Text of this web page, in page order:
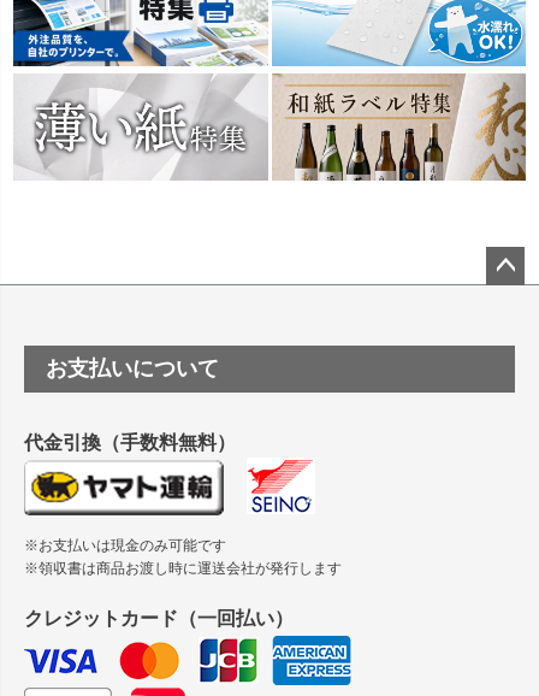
ップ
お支払いについて
代金引換（手数料無料）
※お支払いは現金のみ可能です
※領収書は商品お渡し時に運送会社が発行します
クレジットカード（一回払い）